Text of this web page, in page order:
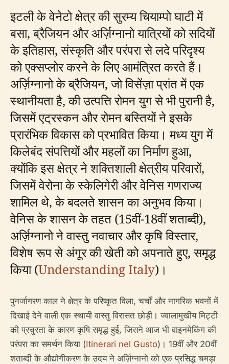
इटली के वेनेटो क्षेत्र की सुरम्य चियाम्पो घाटी में
बसा, ब्रैजियन और अर्ज़िग्नानो यात्रियों को सदियों
के इतिहास, संस्कृति और परंपरा से लदे परिदृश्य
को एक्सप्लोर करने के लिए आमंत्रित करते हैं।
अर्ज़िग्नानो के ब्रैजियन, जो विसेंज़ा प्रांत में एक
स्थानीयता है, की उत्पत्ति रोमन युग से भी पुरानी है,
जिसमें एट्रस्कन और रोमन बस्तियों ने इसके
प्रारंभिक विकास को प्रभावित किया। मध्य युग में
किलेबंद संपत्तियों और महलों का निर्माण हुआ,
क्योंकि इस क्षेत्र ने शक्तिशाली क्षेत्रीय परिवारों,
जिसमें वेरोना के स्केलिगेरी और वेनिस गणराज्य
शामिल थे, के बदलते शासन का अनुभव किया।
वेनिस के शासन के तहत (15वीं-18वीं शताब्दी),
अर्ज़िग्नानो ने वास्तु नवाचार और कृषि विस्तार,
विशेष रूप से अंगूर की खेती को अपनाते हुए, समृद्ध
किया (Understanding Italy)।
पुनर्जागरण काल ने क्षेत्र के परिष्कृत विला, चर्चों और नागरिक भवनों में
दिखाई देने वाली एक स्थायी वास्तु विरासत छोड़ी। ज्वालामुखीय मिट्टी
की प्रचुरता के कारण कृषि समृद्ध हुई, जिसने आज भी वाइनमेकिंग की
परंपरा का समर्थन किया (Itinerari nel Gusto)। 19वीं और 20वीं
शताब्दी के औद्योगीकरण के उदय ने अर्ज़िग्नानो को एक प्रसिद्ध चमड़ा